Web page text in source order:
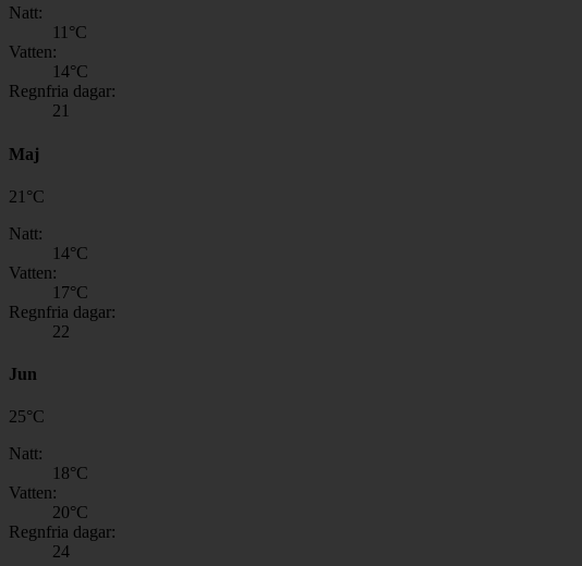
Natt:
11 °C
Vatten:
14°C
Regnfria dagar:
21
Maj
21 °C
Natt:
14°C
Vatten:
17°C
Regnfria dagar:
22
Jun
25°C
Natt:
18°C
Vatten:
20°C
Regnfria dagar:
24